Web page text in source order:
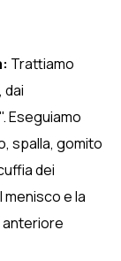
Trattiamo
dai
Eseguiamo
spalla, gomito
dei
e la